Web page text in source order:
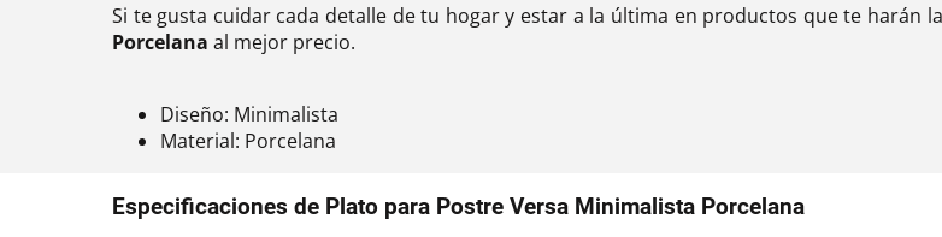
Si te gusta cuidar cada detalle de tu hogar y estar a la última en productos que te harán
Porcelana al mejor precio.
Diseño: Minimalista
Material: Porcelana
Especificaciones de Plato para Postre Versa Minimalista Porcelana